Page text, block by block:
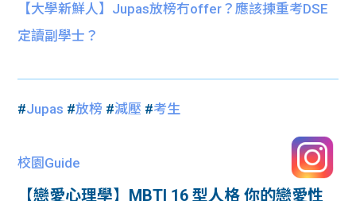
【大學新鮮人】Jupas放榜冇offer？應該揀重考DSE
定讀副學士？
#Jupas #放榜 #減壓 #考生
校園Guide
【戀愛心理學】MBTI 16 型人格 你的戀愛性